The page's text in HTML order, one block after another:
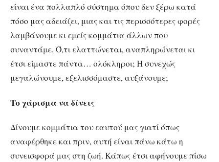
είναι ένα πολλαπλό σύστημα όπου δεν ξέρω κατά
πόσο μας αδειάζει, μιας και τις περισσότερες φορές
λαμβάνουμε κι εμείς κομμάτια άλλων που
συναντάμε. Ό,τι ελαττώνεται, αναπληρώνεται κι
έτσι είμαστε πάντα… ολόκληροι; Ή συνεχώς
μεγαλώνουμε, εξελισσόμαστε, αυξάνουμε;
Το χάρισμα να δίνεις
Δίνουμε κομμάτια του εαυτού μας γιατί όπως
αναφέρθηκε και πριν, αυτή είναι πάνω κάτω η
συνεισφορά μας στη ζωή. Κάπως έτσι αφήνουμε πίσω